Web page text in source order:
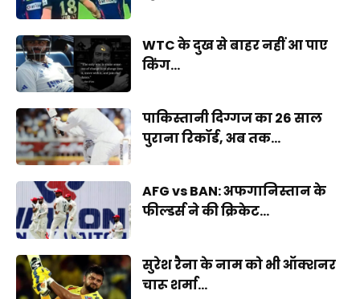
WTC के दुख से बाहर नहीं आ पाए
किंग...
पाकिस्तानी दिग्गज का 26 साल
पुराना रिकॉर्ड, अब तक...
AFG vs BAN: अफगानिस्तान के
फील्डर्स ने की क्रिकेट...
सुरेश रैना के नाम को भी ऑक्शनर
चारू शर्मा...